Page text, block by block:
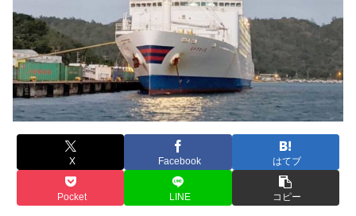
X Facebook はてブ
Pocket LINE コピー